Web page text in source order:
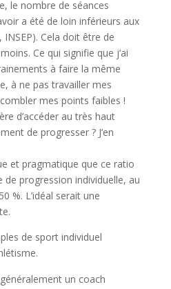
le nombre de séances
a été de loin inférieurs aux
INSEP). Cela doit être de
Ce qui signifie que j’ai
à faire la même
à ne pas travailler mes
mes points faibles !
d’accéder au très haut
de progresser ? J’en
et pragmatique que ce ratio
de progression individuelle, au
%. L’idéal serait une
de sport individuel
un coach